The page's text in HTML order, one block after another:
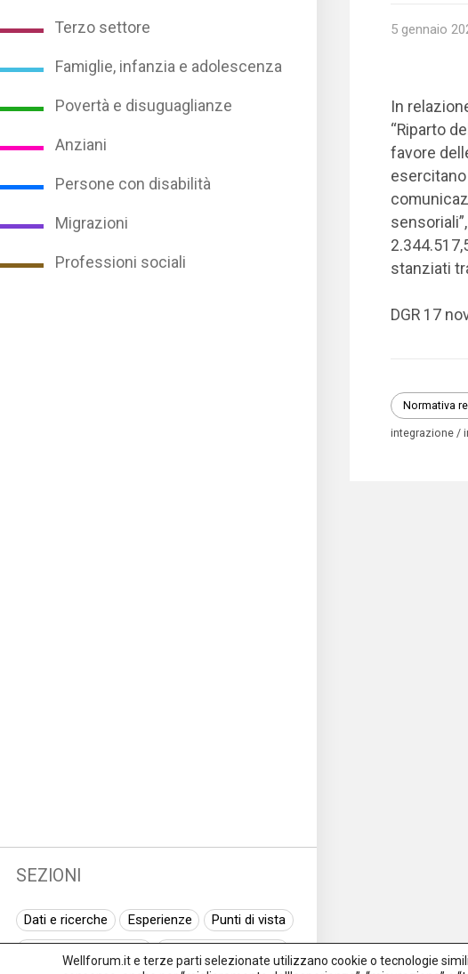
Terzo settore
Famiglie, infanzia e adolescenza
Povertà e disuguaglianze
Anziani
Persone con disabilità
Migrazioni
Professioni sociali
SEZIONI
Dati e ricerche Esperienze
Punti di vista
5 gennaio
In
“Riparto
favore
esercitano
stanziati
DGR 17
Normativa
integrazione /
Wellforum.it e terze parti selezionate utilizzano cookie o tecnologie